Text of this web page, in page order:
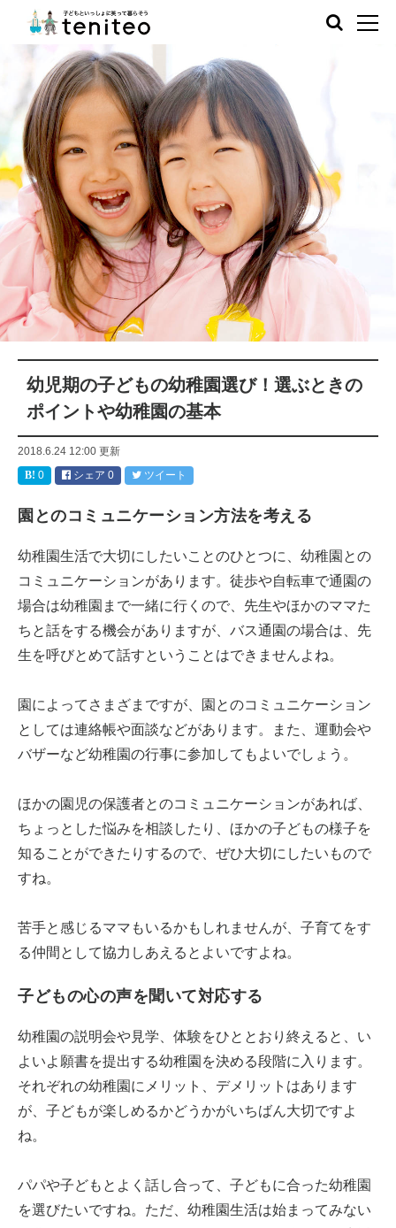
幼児期の子どもの幼稚園選び！選ぶときの
ポイントや幼稚園の基本
2018.6.24 12:00 更新
0
シェア 0 ツイート
園とのコミュニケーション方法を考える
幼稚園生活で大切にしたいことのひとつに、幼稚園との
コミュニケーションがあります。徒歩や自転車で通園の
場合は幼稚園まで一緒に行くので、先生やほかのママた
ちと話をする機会がありますが、バス通園の場合は、先
生を呼びとめて話すということはできませんよね。
園によってさまざまですが、園とのコミュニケーション
としては連絡帳や面談などがあります。また、運動会や
バザーなど幼稚園の行事に参加してもよいでしょう。
ほかの園児の保護者とのコミュニケーションがあれば、
ちょっとした悩みを相談したり、ほかの子どもの様子を
知ることができたりするので、ぜひ大切にしたいもので
すね。
苦手と感じるママもいるかもしれませんが、子育てをす
る仲間として協力しあえるとよいですよね。
子どもの心の声を聞いて対応する
幼稚園の説明会や見学、体験をひととおり終えると、い
よいよ願書を提出する幼稚園を決める段階に入ります。
それぞれの幼稚園にメリット、デメリットはあります
が、子どもが楽しめるかどうかがいちばん大切ですよ
ね。
パパや子どもとよく話し合って、子どもに合った幼稚園
を選びたいですね。ただ、幼稚園生活は始まってみない